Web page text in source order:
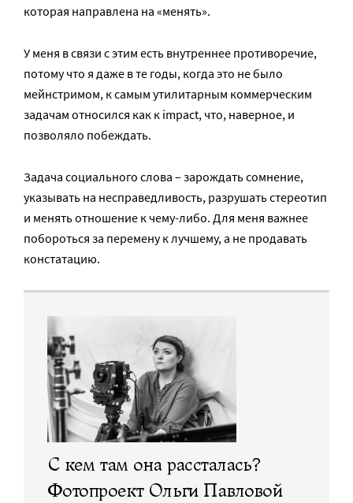
которая направлена на «менять».
У меня в связи с этим есть внутреннее противоречие,
потому что я даже в те годы, когда это не было
мейнстримом, к самым утилитарным коммерческим
задачам относился как к impact, что, наверное, и
позволяло побеждать.
Задача социального слова – зарождать сомнение,
указывать на несправедливость, разрушать стереотип
и менять отношение к чему-либо. Для меня важнее
побороться за перемену к лучшему, а не продавать
констатацию.
С кем там она рассталась?
Фотопроект Ольги Павловой